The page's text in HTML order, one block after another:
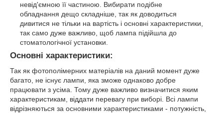
невід'ємною її частиною. Вибирати подібне
обладнання дещо складніше, так як доводиться
дивитися не тільки на вартість і основні характеристики,
так само дуже важливо, щоб лампа підійшла до
стоматологічної установки.
Основні характеристики:
Так як фотополімерних матеріалів на даний момент дуже
багато, не існує лампи, яка зможе однаково добре
працювати з усіма. Тому дуже важливо визначитися яким
характеристикам, віддати перевагу при виборі. Всі лампи
відрізняються за основними характеристиками - потужність,